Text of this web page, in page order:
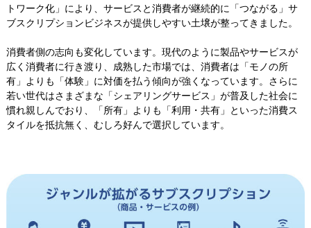
トワーク化」により、サービスと消費者が継続的に「つながる」サ
ブスクリプションビジネスが提供しやすい土壌が整ってきました。
消費者側の志向も変化しています。現代のように製品やサービスが
広く消費者に行き渡り、成熟した市場では、消費者は「モノの所
有」よりも「体験」に対価を払う傾向が強くなっています。さらに
若い世代はさまざまな「シェアリングサービス」が普及した社会に
慣れ親しんでおり、「所有」よりも「利用・共有」といった消費ス
タイルを抵抗無く、むしろ好んで選択しています。